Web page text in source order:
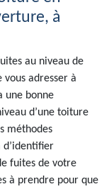
à
au niveau de
adresser à
une bonne
d’une toiture
méthodes
fuites de votre
à prendre pour que